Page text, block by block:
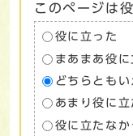
このページは
役に立った
まあまあ役に
どちらともい
あまり役に
役に立たなか